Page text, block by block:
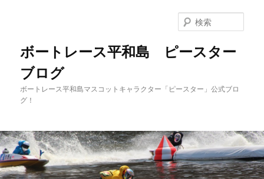
ボートレース平和島 ピースター
ブログ
ボートレース平和島マスコットキャラクター「ピースター」公式ブロ
グ！
索